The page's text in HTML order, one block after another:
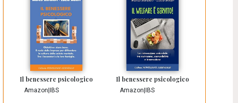
Il benessere psicologico
Amazon IBS
Il benessere psicologico
Amazon IBS